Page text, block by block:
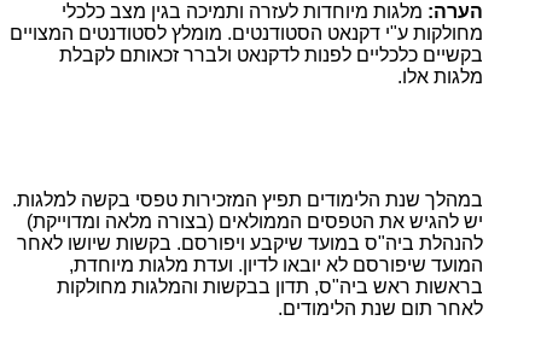
הערה: מלגות מיוחדות לעזרה ותמיכה בגין מצב כלכלי
מחולקות ע"י דקנאט הסטודנטים. מומלץ לסטודנטים המצויים
בקשיים כלכליים לפנות לדקנאט ולברר זכאותם לקבלת
מלגות אלו.
במהלך שנת הלימודים תפיץ המזכירות טפסי בקשה למלגות.
יש להגיש את הטפסים הממולאים (בצורה מלאה ומדוייקת)
להנהלת ביה"ס במועד שיקבע ויפורסם. בקשות שיושו לאחר
המועד שיפורסם לא יובאו לדיון. ועדת מלגות מיוחדת,
בראשות ראש ביה"ס, תדון בבקשות והמלגות מחולקות
לאחר תום שנת הלימודים.